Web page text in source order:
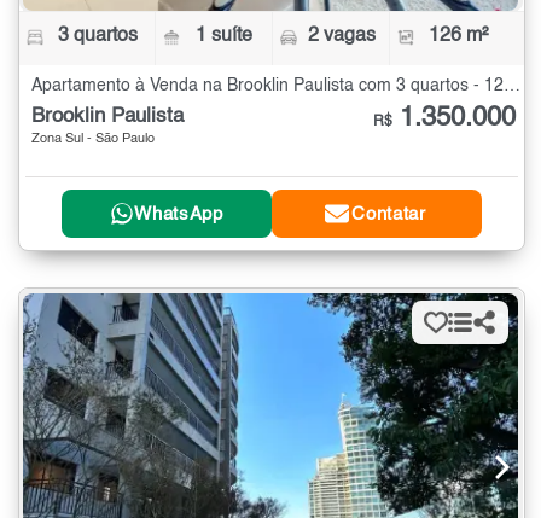
3 quartos 1 suíte 2 vagas 126 m²
Apartamento à Venda na Brooklin Paulista com 3 quartos - 126 m²
Brooklin Paulista
Zona Sul - São Paulo
R$ 1.350.000
WhatsApp Contatar